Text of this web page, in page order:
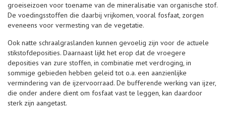
groeiseizoen voor toename van de mineralisatie van organische stof.
De voedingsstoffen die daarbij vrijkomen, vooral fosfaat, zorgen
eveneens voor vermesting van de vegetatie.
Ook natte schraalgraslanden kunnen gevoelig zijn voor de actuele
stikstofdeposities. Daarnaast lijkt het erop dat de vroegere
deposities van zure stoffen, in combinatie met verdroging, in
sommige gebieden hebben geleid tot o.a. een aanzienlijke
vermindering van de ijzervoorraad. De bufferende werking van ijzer,
die onder andere dient om fosfaat vast te leggen, kan daardoor
sterk zijn aangetast.